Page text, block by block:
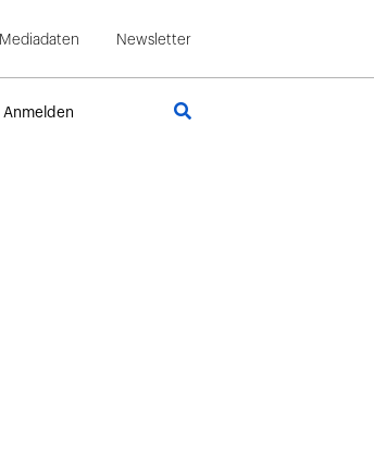
Mediadaten Newsletter
Anmelden